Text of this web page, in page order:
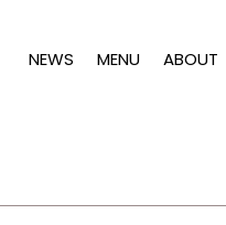
NEWS MENU ABOUT